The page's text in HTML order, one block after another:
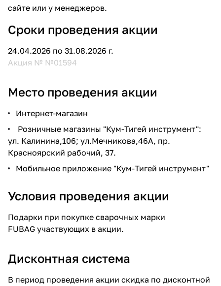
сайте или у менеджеров.
Сроки проведения акции
24.04.2026 по 31.08.2026 г.
Акция № №01594
Место проведения акции
Интернет-магазин
Розничные магазины "Кум-Тигей инструмент":
ул. Калинина,106; ул.Мечникова,46А, пр.
Красноярский рабочий, 37.
Мобильное приложение "Кум-Тигей инструмент"
Условия проведения акции
Подарки при покупке сварочных марки
FUBAG участвующих в акции.
Дисконтная система
В период проведения акции скидка по дисконтной